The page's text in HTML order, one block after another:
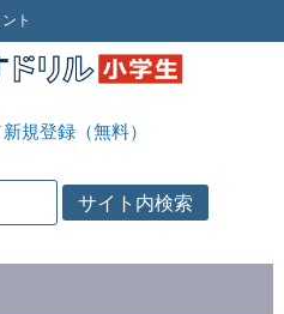
ト
規登録（無料）